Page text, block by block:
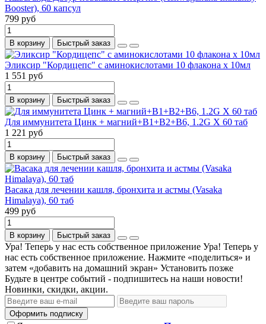
Booster), 60 капсул
799 руб
В корзину Быстрый заказ
Эликсир "Кордицепс" с аминокислотами 10 флакона х 10мл
1 551 руб
В корзину Быстрый заказ
Для иммунитета Цинк + магний+B1+B2+B6, 1.2G X 60 таб
1 221 руб
В корзину Быстрый заказ
Васака для лечении кашля, бронхита и астмы (Vasaka
Himalaya), 60 таб
499 руб
В корзину Быстрый заказ
Ура! Теперь у нас есть собственное приложение Ура! Теперь у
нас есть собственное приложение. Нажмите «поделиться» и
затем «добавить на домашний экран» Установить позже
Будьте в центре событий - подпишитесь на наши новости!
Новинки, скидки, акции.
Оформить подписку